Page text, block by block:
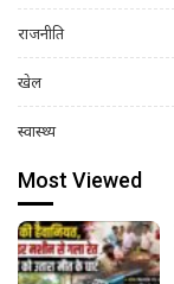
राजनीति
खेल
स्वास्थ्य
Most Viewed